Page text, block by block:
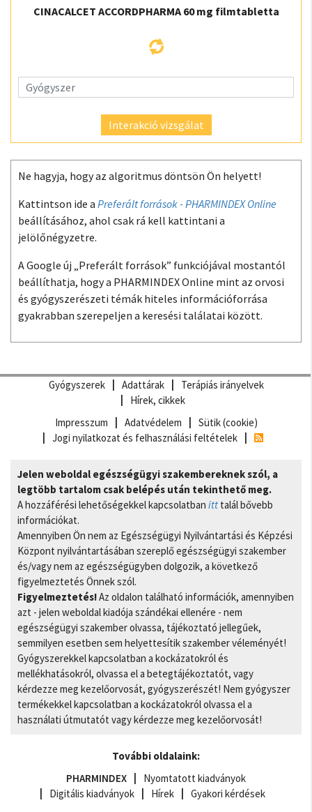
CINACALCET ACCORDPHARMA 60 mg filmtabletta
Interakció vizsgálat
Ne hagyja, hogy az algoritmus döntsön Ön helyett!
Kattintson ide a Preferált források - PHARMINDEX Online
beállításához, ahol csak rá kell kattintani a
jelölőnégyzetre.
A Google új „Preferált források” funkciójával mostantól
beállíthatja, hogy a PHARMINDEX Online mint az orvosi
és gyógyszerészeti témák hiteles információforrása
gyakrabban szerepeljen a keresési találatai között.
Gyógyszerek Adattárak
Terápiás irányelvek
Hírek, cikkek
Impresszum
Adatvédelem
Sütik (cookie)
Jogi nyilatkozat és felhasználási feltételek
Jelen weboldal egészségügyi szakembereknek szól, a
legtöbb tartalom csak belépés után tekinthető meg.
A hozzáférési lehetőségekkel kapcsolatban itt talál bővebb
információkat.
Amennyiben Ön nem az Egészségügyi Nyilvántartási és Képzési
Központ nyilvántartásában szereplő egészségügyi szakember
és/vagy nem az egészségügyben dolgozik, a következő
figyelmeztetés Önnek szól.
Figyelmeztetés!Az oldalon található információk, amennyiben
azt - jelen weboldal kiadója szándékai ellenére - nem
egészségügyi szakember olvassa, tájékoztató jellegűek,
semmilyen esetben sem helyettesítik szakember véleményét!
Gyógyszerekkel kapcsolatban a kockázatokról és
mellékhatásokról, olvassa el a betegtájékoztatót, vagy
kérdezze meg kezelőorvosát, gyógyszerészét! Nem gyógyszer
termékekkel kapcsolatban a kockázatokról olvassa el a
használati útmutatót vagy kérdezze meg kezelőorvosát!
További oldalaink:
PHARMINDEX
Nyomtatott kiadványok
Digitális kiadványok
Hírek Gyakori kérdések